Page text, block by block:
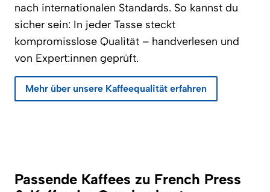
nach internationalen Standards. So kannst du
sicher sein: In jeder Tasse steckt
kompromisslose Qualität – handverlesen und
von Expert:innen geprüft.
Mehr über unsere Kaffeequalität erfahren
Passende Kaffees zu French Press